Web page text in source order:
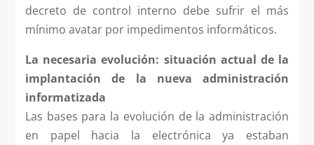
decreto de control interno debe sufrir el más
mínimo avatar por impedimentos informáticos.
La necesaria evolución: situación actual de la
implantación de la nueva administración
informatizada
Las bases para la evolución de la administración
en papel hacia la electrónica ya estaban